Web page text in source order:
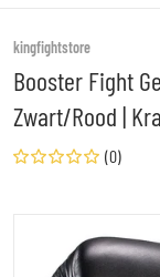
kingfightstore
Booster Fight
Zwart/Rood |
(0)